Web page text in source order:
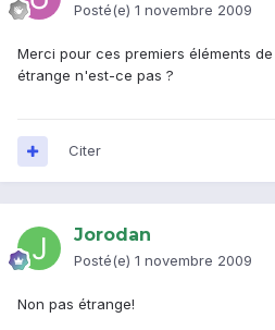
Posté(e) 1 novembre 2009
Merci pour ces premiers éléments
étrange n'est-ce pas ?
Citer
Jorodan
Posté(e) 1 novembre 2009
Non pas étrange!